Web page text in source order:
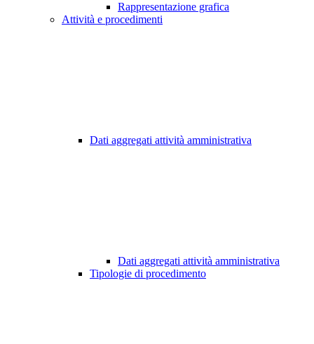
Rappresentazione grafica
Attività e procedimenti
Dati aggregati attività amministrativa
Dati aggregati attività amministrativa
Tipologie di procedimento